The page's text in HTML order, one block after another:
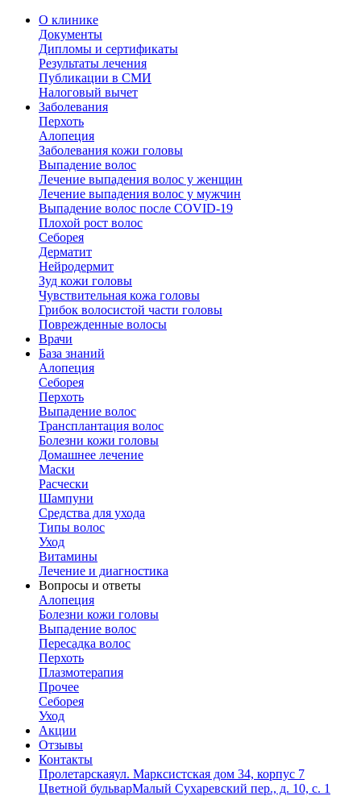
О клинике
Документы
Дипломы и сертификаты
Результаты лечения
Публикации в СМИ
Налоговый вычет
Заболевания
Перхоть
Алопеция
Заболевания кожи головы
Выпадение волос
Лечение выпадения волос у женщин
Лечение выпадения волос у мужчин
Выпадение волос после COVID-19
Плохой рост волос
Cеборея
Дерматит
Нейродермит
Зуд кожи головы
Чувствительная кожа головы
Грибок волосистой части головы
Поврежденные волосы
Врачи
База знаний
Алопеция
Себорея
Перхоть
Выпадение волос
Трансплантация волос
Болезни кожи головы
Домашнее лечение
Маски
Расчески
Шампуни
Средства для ухода
Типы волос
Уход
Витамины
Лечение и диагностика
Вопросы и ответы
Алопеция
Болезни кожи головы
Выпадение волос
Пересадка волос
Перхоть
Плазмотерапия
Прочее
Себорея
Уход
Акции
Отзывы
Контакты
Пролетарскаяул. Марксистская дом 34, корпус 7
Цветной бульварМалый Сухаревский пер., д. 10, с. 1